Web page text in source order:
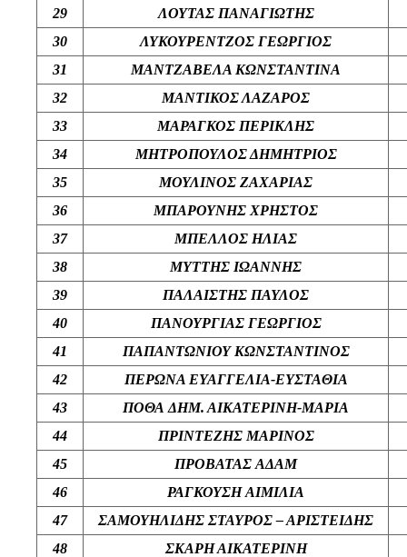
29
ΛΟΥΤΑΣ ΠΑΝΑΓΙΩΤΗΣ
30
ΛΥΚΟΥΡΕΝΤΖΟΣ ΓΕΩΡΓΙΟΣ
31
ΜΑΝΤΖΑΒΕΛΑ ΚΩΝΣΤΑΝΤΙΝΑ
32
ΜΑΝΤΙΚΟΣ ΛΑΖΑΡΟΣ
33
ΜΑΡΑΓΚΟΣ ΠΕΡΙΚΛΗΣ
34
ΜΗΤΡΟΠΟΥΛΟΣ ΔΗΜΗΤΡΙΟΣ
35
ΜΟΥΛΙΝΟΣ ΖΑΧΑΡΙΑΣ
36
ΜΠΑΡΟΥΝΗΣ ΧΡΗΣΤΟΣ
37
ΜΠΕΛΛΟΣ ΗΛΙΑΣ
38
ΜΥΤΤΗΣ ΙΩΑΝΝΗΣ
39
ΠΑΛΑΙΣΤΗΣ ΠΑΥΛΟΣ
40
ΠΑΝΟΥΡΓΙΑΣ ΓΕΩΡΓΙΟΣ
41
ΠΑΠΑΝΤΩΝΙΟΥ ΚΩΝΣΤΑΝΤΙΝΟΣ
42
ΠΕΡΩΝΑ ΕΥΑΓΓΕΛΙΑ-ΕΥΣΤΑΘΙΑ
43
ΠΟΘΑ ΔΗΜ. ΑΙΚΑΤΕΡΙΝΗ-ΜΑΡΙΑ
44
ΠΡΙΝΤΕΖΗΣ ΜΑΡΙΝΟΣ
45
ΠΡΟΒΑΤΑΣ ΑΔΑΜ
46
ΡΑΓΚΟΥΣΗ ΑΙΜΙΛΙΑ
47
ΣΑΜΟΥΗΛΙΔΗΣ ΣΤΑΥΡΟΣ – ΑΡΙΣΤΕΙΔΗΣ
48
ΣΚΑΡΗ ΑΙΚΑΤΕΡΙΝΗ